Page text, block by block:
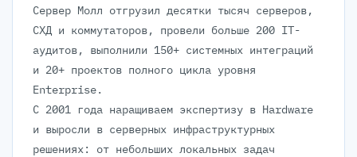
Сервер Молл отгрузил десятки тысяч серверов,
СХД и коммутаторов, провели больше 200 IT-
аудитов, выполнили 150+ системных интеграций
и 20+ проектов полного цикла уровня
Enterprise.
С 2001 года наращиваем экспертизу в Hardware
и выросли в серверных инфраструктурных
решениях: от небольших локальных задач